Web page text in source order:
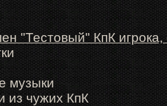
"Тестовый" КпК
музыки
из чужих КпК